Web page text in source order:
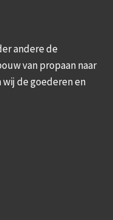
andere de
van propaan naar
de goederen en